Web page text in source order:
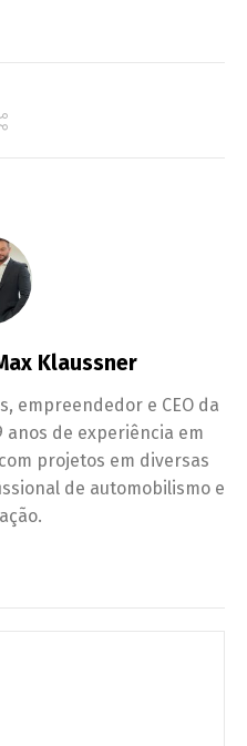
Klaussner
empreendedor e CEO da
anos de experiência em
projetos em diversas
de automobilismo e